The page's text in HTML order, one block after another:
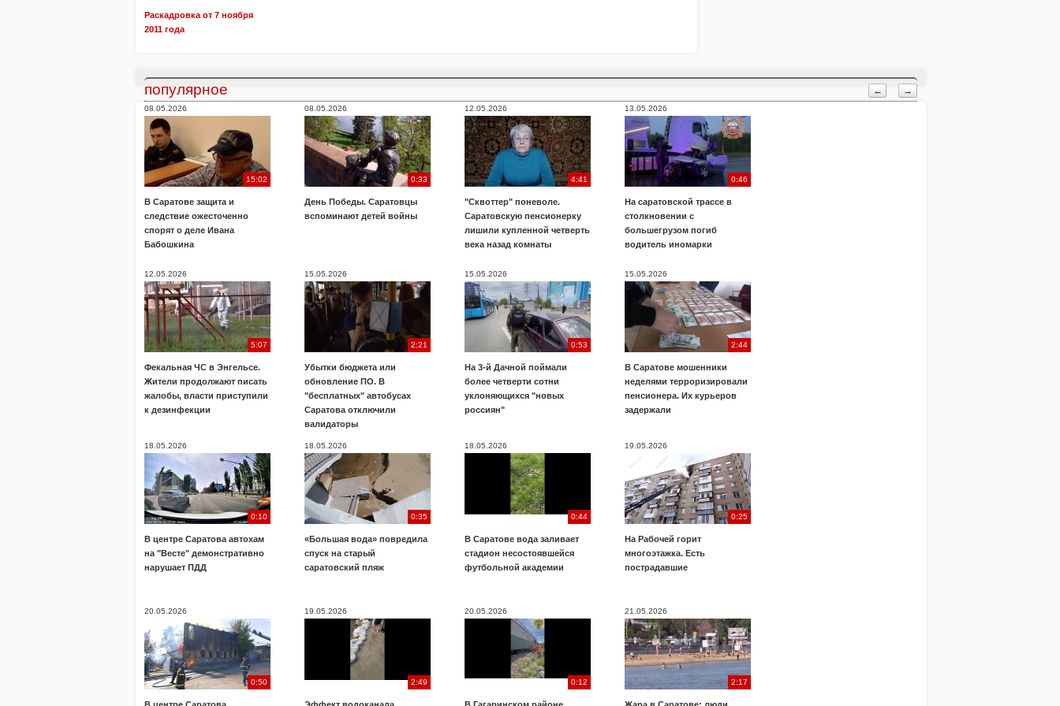
Раскадровка от 7 ноября
2011 года
← →
популярное
08.05.2026
15:02
В Саратове защита и
следствие ожесточенно
спорят о деле Ивана
Бабошкина
08.05.2026
0:33
День Победы. Саратовцы
вспоминают детей войны
12.05.2026
4:41
"Сквоттер" поневоле.
Саратовскую пенсионерку
лишили купленной четверть
века назад комнаты
13.05.2026
0:46
На саратовской трассе в
столкновении с
большегрузом погиб
водитель иномарки
12.05.2026
5:07
Фекальная ЧС в Энгельсе.
Жители продолжают писать
жалобы, власти приступили
к дезинфекции
15.05.2026
2:21
Убытки бюджета или
обновление ПО. В
"бесплатных" автобусах
Саратова отключили
валидаторы
15.05.2026
0:53
На 3-й Дачной поймали
более четверти сотни
уклоняющихся "новых
россиян"
15.05.2026
2:44
В Саратове мошенники
неделями терроризировали
пенсионера. Их курьеров
задержали
18.05.2026
0:10
В центре Саратова автохам
на "Весте" демонстративно
нарушает ПДД
18.05.2026
0:35
«Большая вода» повредила
спуск на старый
саратовский пляж
18.05.2026
0:44
В Саратове вода заливает
стадион несостоявшейся
футбольной академии
19.05.2026
0:25
На Рабочей горит
многоэтажка. Есть
пострадавшие
20.05.2026
0:50
19.05.2026
2:49
20.05.2026
0:12
21.05.2026
2:17